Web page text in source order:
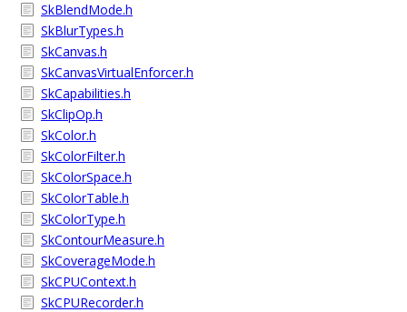
SkBlendMode.h
SkBlurTypes.h
SkCanvas.h
SkCanvasVirtualEnforcer.h
SkCapabilities.h
SkClipOp.h
SkColor.h
SkColorFilter.h
SkColorSpace.h
SkColorTable.h
SkColorType.h
SkContourMeasure.h
SkCoverageMode.h
SkCPUContext.h
SkCPURecorder.h